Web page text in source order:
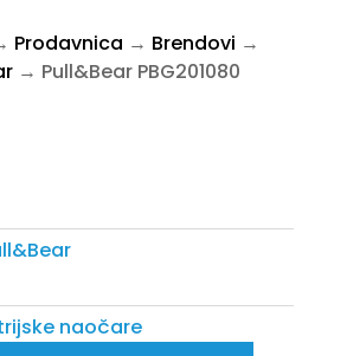
Prodavnica → Brendovi →
→ Pull&Bear PBG201080
naočare